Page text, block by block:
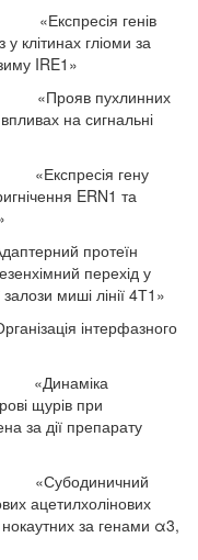
генів
клітинах гліоми за
IRE1»
«Прояв пухлинних
на сигнальні
«Експресія гену
ERN1 та
протеїн
перехід у
миші лінії 4Т1»
інтерфазного
щурів при
за дії препарату
«Субодиничний
ацетилхолінових
за генами α3,